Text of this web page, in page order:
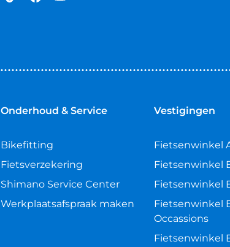
Onderhoud & Service
Bikefitting
Fietsverzekering
Shimano Service Center
Werkplaatsafspraak maken
Vestigingen
Fietsenwinkel
Fietsenwinkel
Fietsenwinkel
Fietsenwinkel
Occassions
Fietsenwinkel